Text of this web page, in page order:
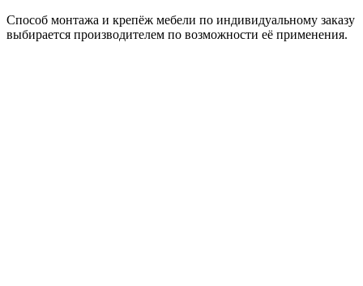
Способ монтажа и крепёж мебели по индивидуальному заказу
выбирается производителем по возможности её применения.